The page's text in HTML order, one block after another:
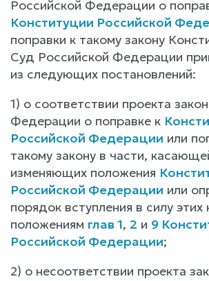
Российской Федерации о
Конституции Российской
поправки к такому закону
Суд Российской Федерации
из следующих постановлений:
1) о соответствии проекта
Федерации о поправке к
Российской Федерации или
такому закону в части,
изменяющих положения
Российской Федерации или
порядок вступления в силу этих
положениям глав 1, 2 и 9
Российской Федерации;
2) о несоответствии проекта